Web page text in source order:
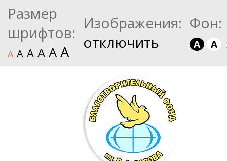
Размер
шрифтов:
A A A A AA
Изображения:
отключить
Фон:
A A